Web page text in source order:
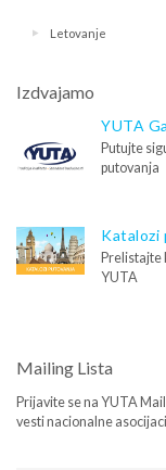
Letovanje
Izdvajamo
YUTA
Putujte
putovanja
Katalozi
Prelistajte
YUTA
Mailing Lista
Prijavite se na YUTA
vesti nacionalne